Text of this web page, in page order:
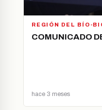
REGIÓN DEL BÍO-
COMUNICADO
hace 3 meses